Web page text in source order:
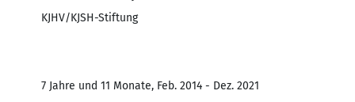
KJHV/KJSH-Stiftung
7 Jahre und 11 Monate, Feb. 2014 - Dez. 2021